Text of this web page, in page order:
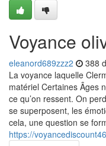
Voyance
eleanord689zzz2 388
La voyance laquelle
matériel Certaines Âges
ce qu’on ressent. On
se superposent, les
cela, une question se
https://